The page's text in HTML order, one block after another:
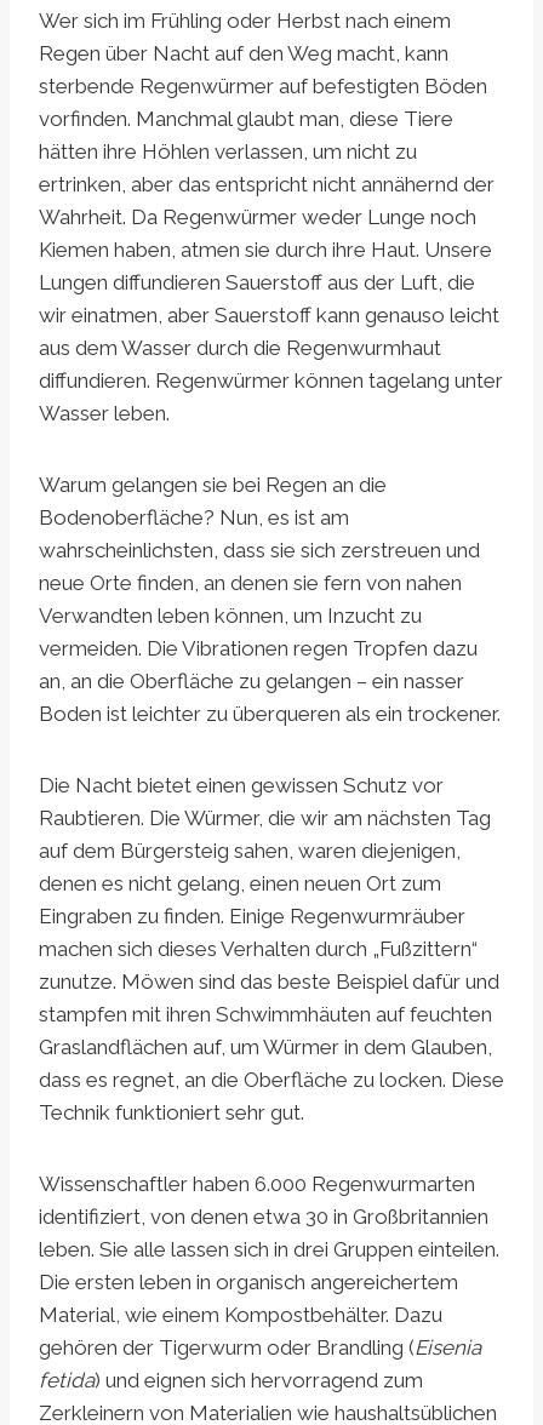
Wer sich im Frühling oder Herbst nach einem
Regen über Nacht auf den Weg macht, kann
sterbende Regenwürmer auf befestigten Böden
vorfinden. Manchmal glaubt man, diese Tiere
hätten ihre Höhlen verlassen, um nicht zu
ertrinken, aber das entspricht nicht annähernd der
Wahrheit. Da Regenwürmer weder Lunge noch
Kiemen haben, atmen sie durch ihre Haut. Unsere
Lungen diffundieren Sauerstoff aus der Luft, die
wir einatmen, aber Sauerstoff kann genauso leicht
aus dem Wasser durch die Regenwurmhaut
diffundieren. Regenwürmer können tagelang unter
Wasser leben.
Warum gelangen sie bei Regen an die
Bodenoberfläche? Nun, es ist am
wahrscheinlichsten, dass sie sich zerstreuen und
neue Orte finden, an denen sie fern von nahen
Verwandten leben können, um Inzucht zu
vermeiden. Die Vibrationen regen Tropfen dazu
an, an die Oberfläche zu gelangen – ein nasser
Boden ist leichter zu überqueren als ein trockener.
Die Nacht bietet einen gewissen Schutz vor
Raubtieren. Die Würmer, die wir am nächsten Tag
auf dem Bürgersteig sahen, waren diejenigen,
denen es nicht gelang, einen neuen Ort zum
Eingraben zu finden. Einige Regenwurmräuber
machen sich dieses Verhalten durch „Fußzittern“
zunutze. Möwen sind das beste Beispiel dafür und
stampfen mit ihren Schwimmhäuten auf feuchten
Graslandflächen auf, um Würmer in dem Glauben,
dass es regnet, an die Oberfläche zu locken. Diese
Technik funktioniert sehr gut.
Wissenschaftler haben 6.000 Regenwurmarten
identifiziert, von denen etwa 30 in Großbritannien
leben. Sie alle lassen sich in drei Gruppen einteilen.
Die ersten leben in organisch angereichertem
Material, wie einem Kompostbehälter. Dazu
gehören der Tigerwurm oder Brandling (Eisenia
fetida) und eignen sich hervorragend zum
Zerkleinern von Materialien wie haushaltsüblichen